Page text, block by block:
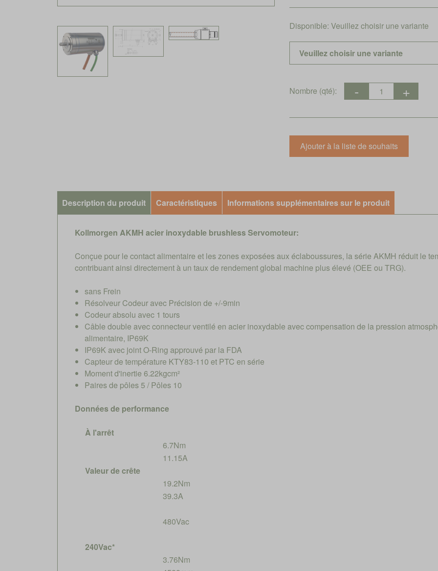
Disponible: Veuillez choisir une variante
Nombre (qté):
Description du produit Caractéristiques Informations supplémentaires sur le produit
Kollmorgen AKMH acier inoxydable brushless Servomoteur:
Conçue pour le contact alimentaire et les zones exposées aux éclaboussures, la série AKMH réduit le
contribuant ainsi directement à un taux de rendement global machine plus élevé (OEE ou TRG).
sans Frein
Résolveur Codeur avec Précision de +/-9min
Codeur absolu avec 1 tours
Câble double avec connecteur ventilé en acier inoxydable avec compensation de la pression
alimentaire, IP69K
IP69K avec joint O-Ring approuvé par la FDA
Capteur de température KTY83-110 et PTC en série
Moment d'inertie 6.22kgcm²
Paires de pôles 5 / Pôles 10
Données de performance
À l'arrêt
6.7Nm
11.15A
Valeur de crête
19.2Nm
39.3A
480Vac
240Vac*
3.76Nm